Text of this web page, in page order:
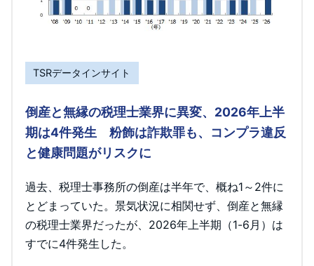
TSRデータインサイト
倒産と無縁の税理士業界に異変、2026年上半
期は4件発生 粉飾は詐欺罪も、コンプラ違反
と健康問題がリスクに
過去、税理士事務所の倒産は半年で、概ね1～2件に
とどまっていた。景気状況に相関せず、倒産と無縁
の税理士業界だったが、2026年上半期（1-6月）は
すでに4件発生した。